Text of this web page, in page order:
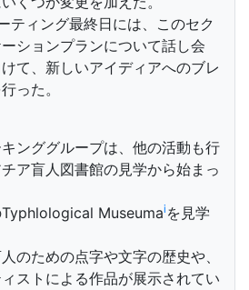
ティング最終日には、このセク
ションプランについて話し会
て、新しいアイディアへのブレ
った。
ンググループは、他の活動も行
ア盲人図書館の見学から始まっ
Museumaⅰ を見学
のための点字や文字の歴史や、
ストによる作品が展示されてい